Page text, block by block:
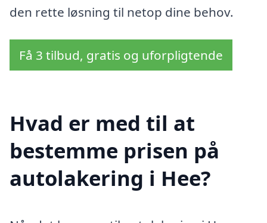
den rette løsning til netop dine behov.
Få 3 tilbud, gratis og uforpligtende
Hvad er med til at
bestemme prisen på
autolakering i Hee?